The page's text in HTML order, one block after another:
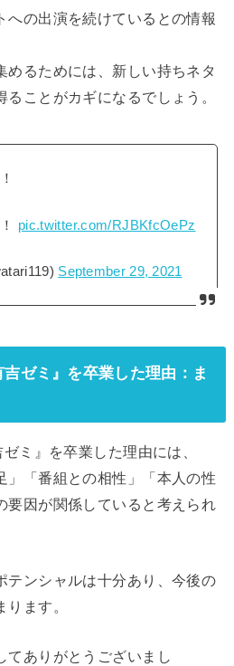
への出演を続けているとの情報
めるためには、新しい持ちネタ
ことがカギになるでしょう。
pic.twitter.com/RJBKfcOePz
September 29, 2021
ゼミ』を卒業した理由：ま
ミ』を卒業した理由には、
」「番組との相性」「本人の性
要因が関係していると考えられ
テンシャルは十分あり、今後の
ます。
てありがとうございまし